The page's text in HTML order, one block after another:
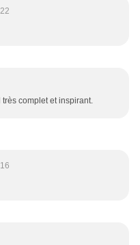
complet et inspirant.